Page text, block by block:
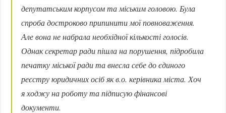
депутатським корпусом та міським головою. Була
спроба достроково припинити мої повноваження.
Але вона не набрала необхідної кількості голосів.
Однак секретар ради пішла на порушення, підробила
печатку міської ради та внесла себе до єдиного
реєстру юридичних осіб як в.о. керівника міста. Хоч
я ходжу на роботу та підписую фінансові
документи.